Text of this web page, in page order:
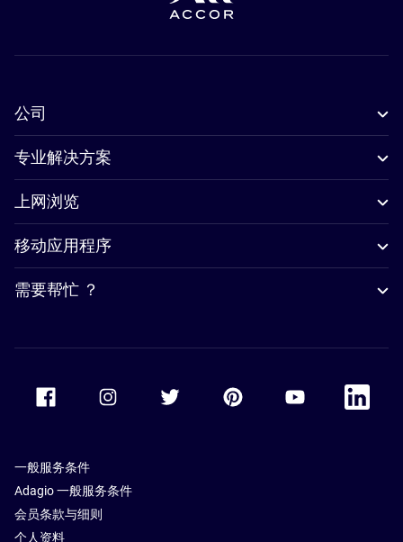
公司
专业解决方案
上网浏览
移动应用程序
需要帮忙 ？
Accor Youtube
Accor
一般服务条件
Adagio 一般服务条件
会员条款与细则
个人资料